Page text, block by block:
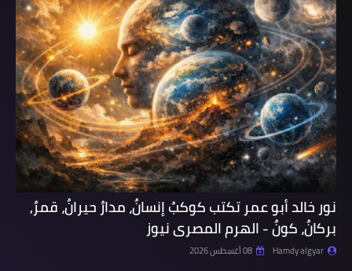
نور خالد أبو عمر تكتب كوكبٌ إنسانٌ، مدارٌ حيرانٌ، قمرٌ,
بركانٌ، كونٌ - الهرم المصرى نيوز
Hamdy algyar 08 أغسطس 2026